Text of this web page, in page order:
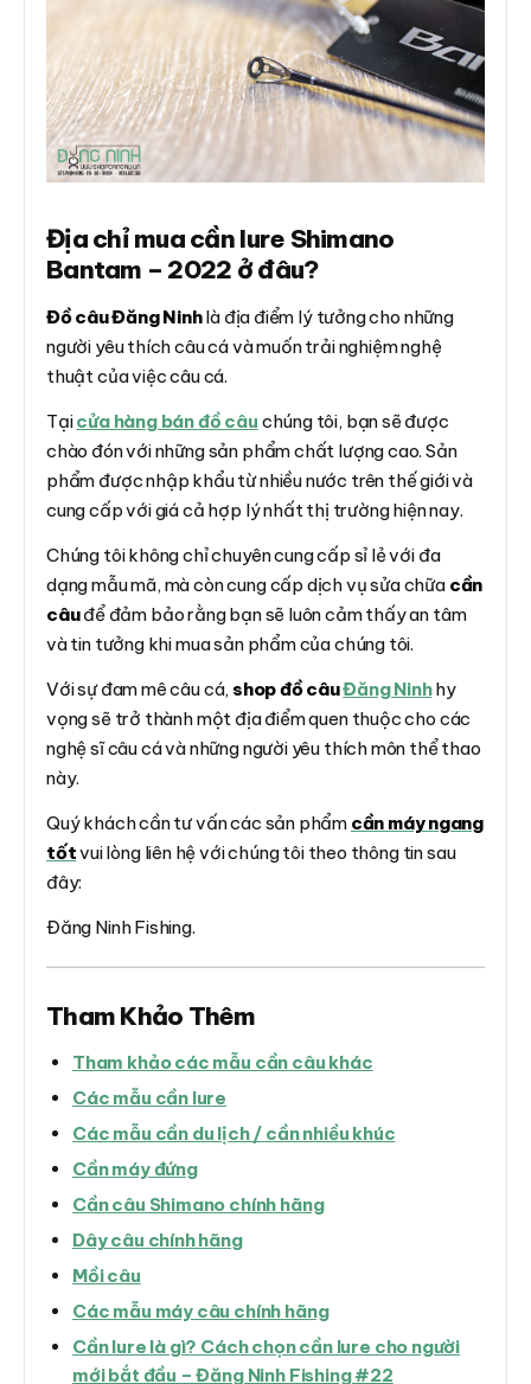
Địa chỉ mua cần lure Shimano
Bantam – 2022 ở đâu?
Đồ câu Đăng Ninhlà địa điểm lý tưởng cho những
người yêu thích câu cá và muốn trải nghiệm nghệ
thuật của việc câu cá.
Tạicửa hàng bán đồ câu chúng tôi, bạn sẽ được
chào đón với những sản phẩm chất lượng cao. Sản
phẩm được nhập khẩu từ nhiều nước trên thế giới và
cung cấp với giá cả hợp lý nhất thị trường hiện nay.
Chúng tôi không chỉ chuyên cung cấp sỉ lẻ với đa
dạng mẫu mã, mà còn cung cấp dịch vụ sửa chữa cần
câuđể đảm bảo rằng bạn sẽ luôn cảm thấy an tâm
và tin tưởng khi mua sản phẩm của chúng tôi.
Với sự đam mê câu cá, shop đồ câuĐăng Ninhhy
vọng sẽ trở thành một địa điểm quen thuộc cho các
nghệ sĩ câu cá và những người yêu thích môn thể thao
này.
Quý khách cần tư vấn các sản phẩm cần máy ngang
tốtvui lòng liên hệ với chúng tôi theo thông tin sau
đây:
Đăng Ninh Fishing.
Tham Khảo Thêm
Tham khảo các mẫu cần câu khác
Các mẫu cần lure
Các mẫu cần du lịch / cần nhiều khúc
Cần máy đứng
Cần câu Shimano chính hãng
Dây câu chính hãng
Mồi câu
Các mẫu máy câu chính hãng
Cần lure là gì? Cách chọn cần lure cho người
mới bắt đầu – Đăng Ninh Fishing #22